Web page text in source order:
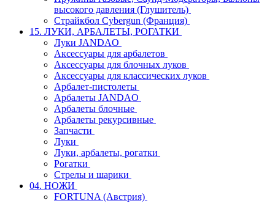
высокого давления (Глушитель)
Страйкбол Cybergun (Франция)
15. ЛУКИ, АРБАЛЕТЫ, РОГАТКИ
Луки JANDAO
Аксессуары для арбалетов
Аксессуары для блочных луков
Аксессуары для классических луков
Арбалет-пистолеты
Арбалеты JANDAO
Арбалеты блочные
Арбалеты рекурсивные
Запчасти
Луки
Луки, арбалеты, рогатки
Рогатки
Стрелы и шарики
04. НОЖИ
FORTUNA (Австрия)